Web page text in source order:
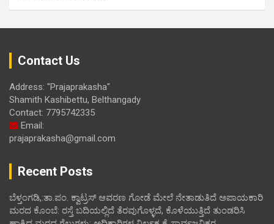
Contact Us
Address: "Prajaprakasha"
Shamith Kashibettu, Belthangady
Contact: 7795742335
Email:
prajaprakasha@gmail.com
Recent Posts
ಬೆಳ್ತಂಗಡಿ,:ತಾ.ಪಂ‌. ಕ್ವಾಟ್ರಸ್ ಆವರಣ ಗೋಡೆ ಮೇಲೆ ನೇತಾಡುತಿದೆ ಅಪಾಯಕಾರಿ
ಮರದ ಕೊಂಬೆ: ರಸ್ತೆ ಬದಿಯಲ್ಲಿದೆ ತೆರವುಗೊಳ್ಳದೆ, ಕೊಳೆಯುತ್ತಿದೆ ತುಂಡರಿಸಿ